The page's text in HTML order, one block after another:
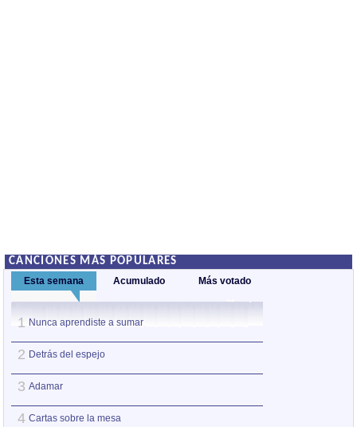
CANCIONES MÁS POPULARES
Esta semana Acumulado Más votado
1 Nunca aprendiste a sumar
2 Detrás del espejo
3 Adamar
4 Cartas sobre la mesa